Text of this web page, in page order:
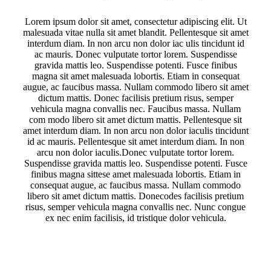
Lorem ipsum dolor sit amet, consectetur adipiscing elit. Ut
malesuada vitae nulla sit amet blandit. Pellentesque sit amet
interdum diam. In non arcu non dolor iac ulis tincidunt id
ac mauris. Donec vulputate tortor lorem. Suspendisse
gravida mattis leo. Suspendisse potenti. Fusce finibus
magna sit amet malesuada lobortis. Etiam in consequat
augue, ac faucibus massa. Nullam commodo libero sit amet
dictum mattis. Donec facilisis pretium risus, semper
vehicula magna convallis nec. Faucibus massa. Nullam
com modo libero sit amet dictum mattis. Pellentesque sit
amet interdum diam. In non arcu non dolor iaculis tincidunt
id ac mauris. Pellentesque sit amet interdum diam. In non
arcu non dolor iaculis.Donec vulputate tortor lorem.
Suspendisse gravida mattis leo. Suspendisse potenti. Fusce
finibus magna sittese amet malesuada lobortis. Etiam in
consequat augue, ac faucibus massa. Nullam commodo
libero sit amet dictum mattis. Donecodes facilisis pretium
risus, semper vehicula magna convallis nec. Nunc congue
ex nec enim facilisis, id tristique dolor vehicula.